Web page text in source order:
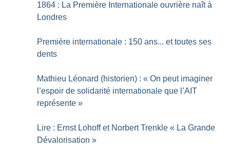
1864 : La Première Internationale ouvrière naît à
Londres
Première internationale : 150 ans... et toutes ses
dents
Mathieu Léonard (historien) : « On peut imaginer
l’espoir de solidarité internationale que l’AIT
représente »
Lire : Ernst Lohoff et Norbert Trenkle « La Grande
Dévalorisation »